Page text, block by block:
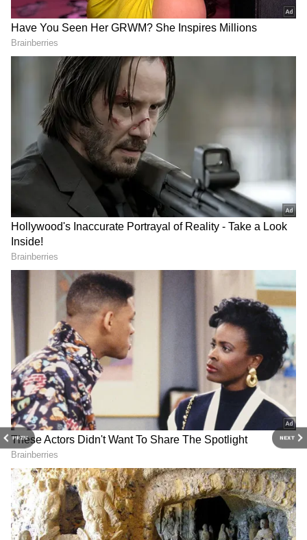
PREV NEXT
Image Credit :Getty
కొబ్బరి నీరు అంటే అసలు ఏమిటి?
శాస్త్రీయంగా కొబ్బరికాయలో ఉండే ఈ ద్రవాన్ని "లిక్విడ్
ఎండోస్పెర్మ్" (Liquid Endosperm) అని పిలుస్తారు. ఇది
కేవలం నీరు మాత్రమే కాదు, భవిష్యత్తులో మొలకెత్తే
విత్తనానికి అవసరమైన పోషకాలను అందించే ప్రత్యేక ద్రవం.
కొబ్బరికాయ పచ్చిగా, లేత దశలో ఉన్నప్పుడు దాని లోపలి
భాగంలో ఎక్కువ శాతం ఈ ద్రవమే ఉంటుంది. అందుకే లేత
కొబ్బరికాయల్లో నీరు ఎక్కువగా ఉంటుంది.
Related Articles
య‌ల్లో, గ్రీన్‌, బ్లూ, ఆరెంజ్‌.. రోడ్డు ప‌క్క‌న క‌నిపించే
మైలురాళ్ల రంగుల‌కు అర్థం ఏంటో తెలుసా.?
Traffic Lights: రెడ్ అంటే ఆగాలి, గ్రీన్ అంటే వెళ్లాలి..
ఈ రంగులనే ఎందుకు ఎంచుకున్నారో తెలుసా?
3
5